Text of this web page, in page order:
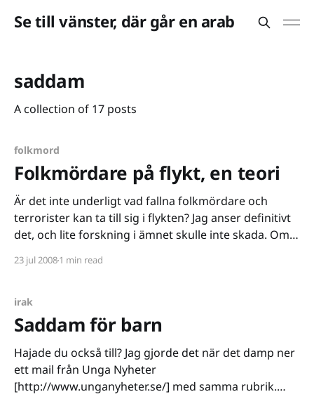
Se till vänster, där går en arab
saddam
A collection of 17 posts
folkmord
Folkmördare på flykt, en teori
Är det inte underligt vad fallna folkmördare och
terrorister kan ta till sig i flykten? Jag anser definitivt
det, och lite forskning i ämnet skulle inte skada. Om
grundstrategier skulle vi kanske få en bättre
23 jul 20081 min read
irak
Saddam för barn
Hajade du också till? Jag gjorde det när det damp ner
ett mail från Unga Nyheter
[http://www.unganyheter.se/] med samma rubrik.